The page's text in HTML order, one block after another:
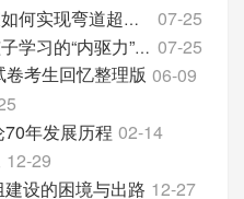
零手机背单词！高中生暑假如何实现弯道超车？ 07-25
教育的最高境界：是唤醒孩子学习的“内驱力”，方法 07-25
卷考生回忆整理版 06-09
年发展历程 02-14
12-29
建设的困境与出路 12-27